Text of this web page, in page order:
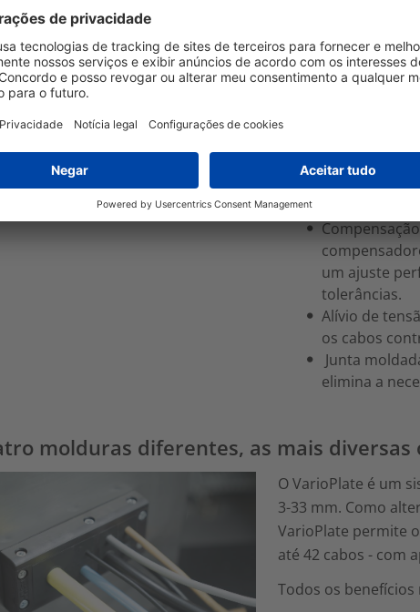
- ... em
Os produtos
premium no
com muitos
sobretudo nos
pequenas
um ajuste
tolerâncias.
Alívio de
os cabos
Junta
elimina a
molduras diferentes, as mais diversas
O VarioPlate é um
3-33 mm. Como
VarioPlate permite
até 42 cabos - com
Todos os benefícios